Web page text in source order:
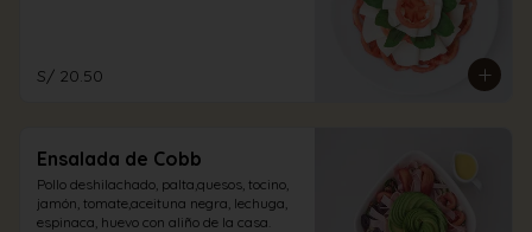
S/ 20.50
Ensalada de Cobb
Pollo deshilachado, palta,quesos, tocino,
jamón, tomate,aceituna negra, lechuga,
espinaca, huevo con aliño de la casa.